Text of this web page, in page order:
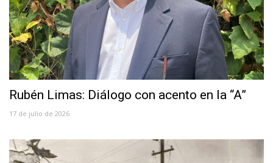
Rubén Limas: Diálogo con acento en la “A”
17 de julio de 2026